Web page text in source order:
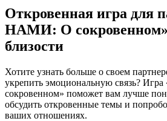
Откровенная игра
НАМИ: О сокровенном»
близости
Хотите узнать больше о своем
укрепить эмоциональную связь?
сокровенном» поможет вам лучше
обсудить откровенные темы и
ваших отношениях.